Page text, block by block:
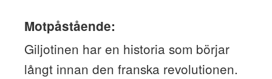
Motpåstående:
Giljotinen har en historia som börjar
långt innan den franska revolutionen.